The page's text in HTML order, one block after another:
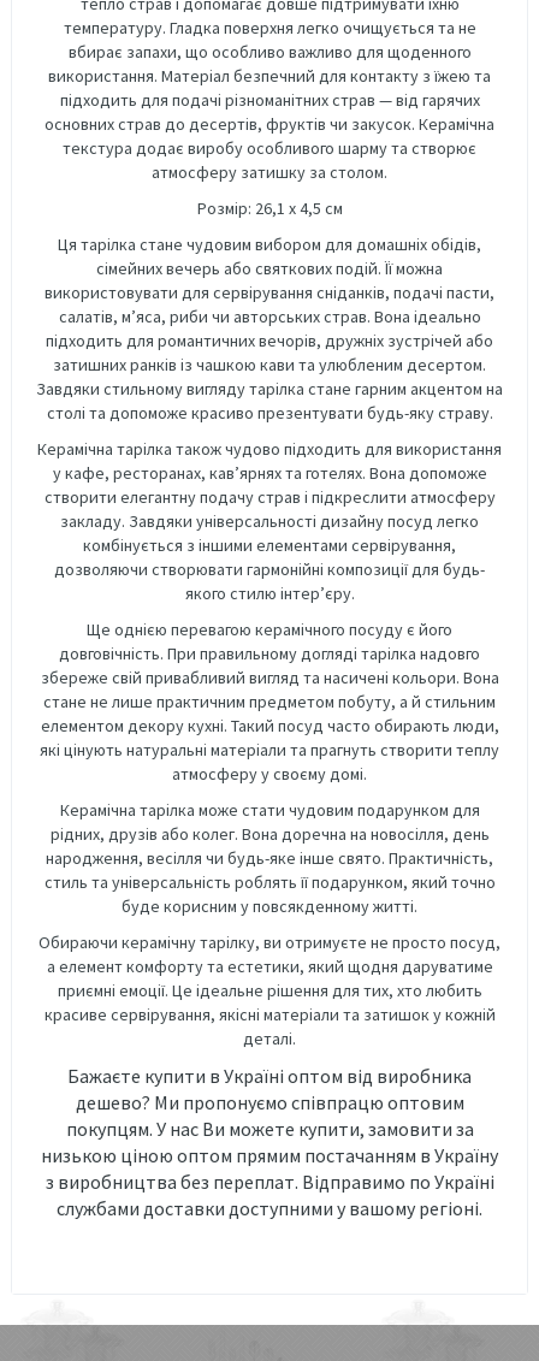
температуру. Гладка поверхня легко очищується та не
вбирає запахи, що особливо важливо для щоденного
використання. Матеріал безпечний для контакту з їжею та
підходить для подачі різноманітних страв — від гарячих
основних страв до десертів, фруктів чи закусок. Керамічна
текстура додає виробу особливого шарму та створює
атмосферу затишку за столом.
Розмір: 26,1 х 4,5 см
Ця тарілка стане чудовим вибором для домашніх обідів,
сімейних вечерь або святкових подій. Її можна
використовувати для сервірування сніданків, подачі пасти,
салатів, м’яса, риби чи авторських страв. Вона ідеально
підходить для романтичних вечорів, дружніх зустрічей або
затишних ранків із чашкою кави та улюбленим десертом.
Завдяки стильному вигляду тарілка стане гарним акцентом на
столі та допоможе красиво презентувати будь-яку страву.
Керамічна тарілка також чудово підходить для використання
у кафе, ресторанах, кав’ярнях та готелях. Вона допоможе
створити елегантну подачу страв і підкреслити атмосферу
закладу. Завдяки універсальності дизайну посуд легко
комбінується з іншими елементами сервірування,
дозволяючи створювати гармонійні композиції для будь-
якого стилю інтер’єру.
Ще однією перевагою керамічного посуду є його
довговічність. При правильному догляді тарілка надовго
збереже свій привабливий вигляд та насичені кольори. Вона
стане не лише практичним предметом побуту, а й стильним
елементом декору кухні. Такий посуд часто обирають люди,
які цінують натуральні матеріали та прагнуть створити теплу
атмосферу у своєму домі.
Керамічна тарілка може стати чудовим подарунком для
рідних, друзів або колег. Вона доречна на новосілля, день
народження, весілля чи будь-яке інше свято. Практичність,
стиль та універсальність роблять її подарунком, який точно
буде корисним у повсякденному житті.
Обираючи керамічну тарілку, ви отримуєте не просто посуд,
а елемент комфорту та естетики, який щодня даруватиме
приємні емоції. Це ідеальне рішення для тих, хто любить
красиве сервірування, якісні матеріали та затишок у кожній
деталі.
Бажаєте купити в Україні оптом від виробника
дешево? Ми пропонуємо співпрацю оптовим
покупцям. У нас Ви можете купити, замовити за
низькою ціною оптом прямим постачанням в Україну
з виробництва без переплат. Відправимо по Україні
службами доставки доступними у вашому регіоні.